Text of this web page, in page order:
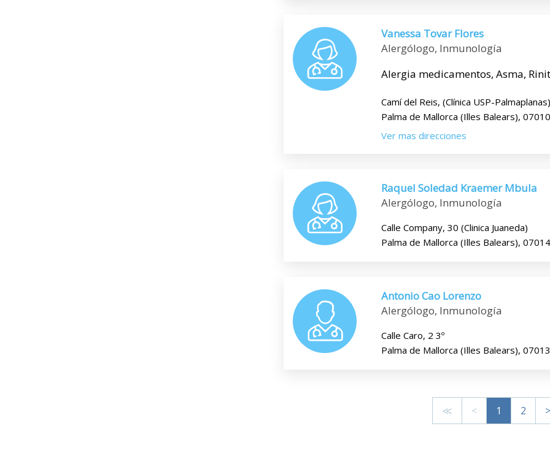
Vanessa Tovar Flores
Alergólogo, Inmunología
Alergia medicamentos, Asma,
Camí del Reis, (Clínica USP-Palmaplanas)
Palma de Mallorca (Illes Balears), 07010
Ver mas direcciones
Raquel Soledad Kraemer Mbula
Alergólogo, Inmunología
Calle Company, 30 (Clinica Juaneda)
Palma de Mallorca (Illes Balears), 07014
Antonio Cao Lorenzo
Alergólogo, Inmunología
Calle Caro, 2 3º
Palma de Mallorca (Illes Balears), 07013
≪ < 1 2 >